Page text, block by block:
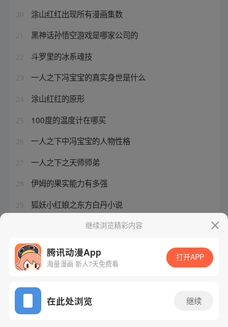
20 涂山红红出现所有漫画集数
21 黑神话孙悟空游戏是哪家公司的
22 斗罗里的冰系魂技
23 一人之下冯宝宝的真实身世是什么
24 涂山红红的原形
25 100度的温度计在哪买
26 一人之下中冯宝宝的人物性格
27 一人之下之天师师弟
28 伊姆的果实能力有多强
29 狐妖小红娘之东方白丹小说
悟空遥控器不能遥控继续浏览精彩内容
腾讯动漫App
海量漫画 新人7天免费看
打开APP
在此处浏览 继续
网站备案/许可证号：粤B2-20090059-5
Copyright©1998 - 2026 Tencent. All Rights Reserved